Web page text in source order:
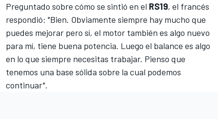
Preguntado sobre cómo se sintió en el RS19, el francés
respondió: "Bien. Obviamente siempre hay mucho que
puedes mejorar pero sí, el motor también es algo nuevo
para mí, tiene buena potencia. Luego el balance es algo
en lo que siempre necesitas trabajar. Pienso que
tenemos una base sólida sobre la cual podemos
continuar".